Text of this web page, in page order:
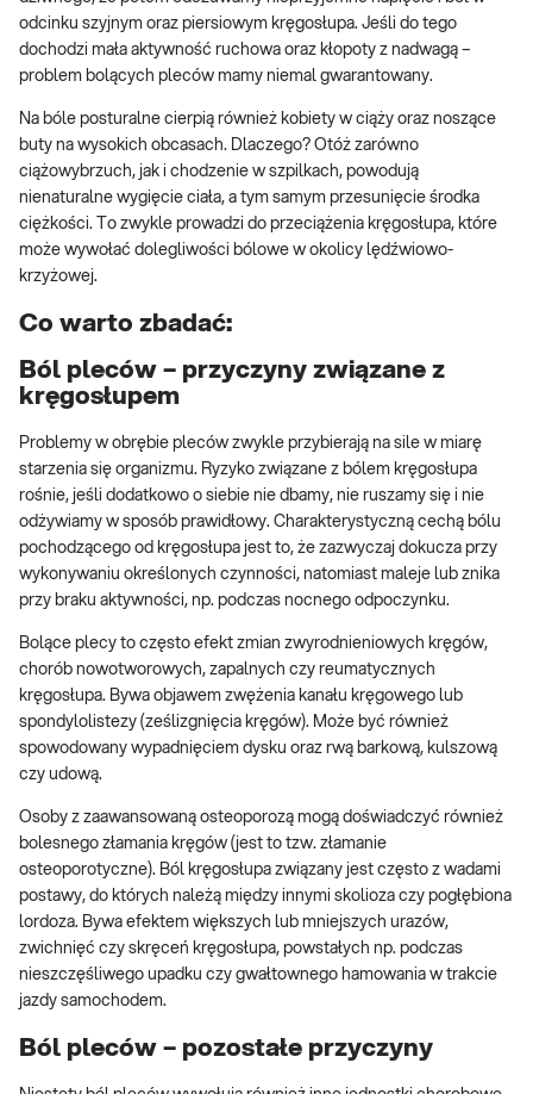
odcinku szyjnym oraz piersiowym kręgosłupa. Jeśli do tego
dochodzi mała aktywność ruchowa oraz kłopoty z nadwagą –
problem bolących pleców mamy niemal gwarantowany.
Na bóle posturalne cierpią również kobiety w ciąży oraz noszące
buty na wysokich obcasach. Dlaczego? Otóż zarówno
ciążowybrzuch, jak i chodzenie w szpilkach, powodują
nienaturalne wygięcie ciała, a tym samym przesunięcie środka
ciężkości. To zwykle prowadzi do przeciążenia kręgosłupa, które
może wywołać dolegliwości bólowe w okolicy lędźwiowo-
krzyżowej.
Co warto zbadać:
Ból pleców – przyczyny związane z
kręgosłupem
Problemy w obrębie pleców zwykle przybierają na sile w miarę
starzenia się organizmu. Ryzyko związane z bólem kręgosłupa
rośnie, jeśli dodatkowo o siebie nie dbamy, nie ruszamy się i nie
odżywiamy w sposób prawidłowy. Charakterystyczną cechą bólu
pochodzącego od kręgosłupa jest to, że zazwyczaj dokucza przy
wykonywaniu określonych czynności, natomiast maleje lub znika
przy braku aktywności, np. podczas nocnego odpoczynku.
Bolące plecy to często efekt zmian zwyrodnieniowych kręgów,
chorób nowotworowych, zapalnych czy reumatycznych
kręgosłupa. Bywa objawem zwężenia kanału kręgowego lub
spondylolistezy (ześlizgnięcia kręgów). Może być również
spowodowany wypadnięciem dysku oraz rwą barkową, kulszową
czy udową.
Osoby z zaawansowaną osteoporozą mogą doświadczyć również
bolesnego złamania kręgów (jest to tzw. złamanie
osteoporotyczne). Ból kręgosłupa związany jest często z wadami
postawy, do których należą między innymi skolioza czy pogłębiona
lordoza. Bywa efektem większych lub mniejszych urazów,
zwichnięć czy skręceń kręgosłupa, powstałych np. podczas
nieszczęśliwego upadku czy gwałtownego hamowania w trakcie
jazdy samochodem.
Ból pleców – pozostałe przyczyny